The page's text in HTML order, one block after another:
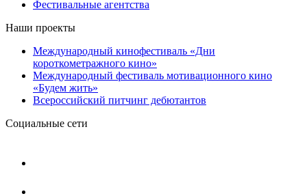
Фестивальные агентства
Наши проекты
Международный кинофестиваль «Дни
короткометражного кино»
Международный фестиваль мотивационного кино
«Будем жить»
Всероссийский питчинг дебютантов
Социальные сети